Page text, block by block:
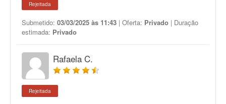
Rejeitada
Submetido: 03/03/2025 às 11:43 | Oferta: Privado | Duração
estimada: Privado
Rafaela C.
Rejeitada